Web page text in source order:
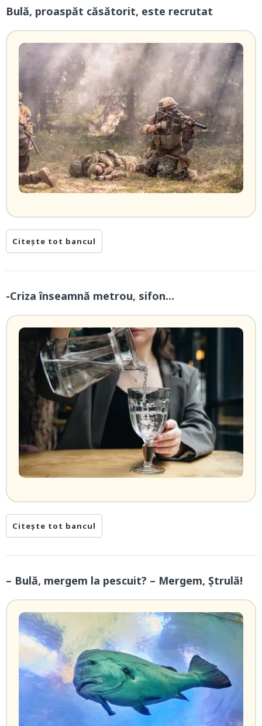
Bulă, proaspăt căsătorit, este recrutat
Citește tot bancul
-Criza înseamnă metrou, sifon…
Citește tot bancul
– Bulă, mergem la pescuit? – Mergem, Ștrulă!